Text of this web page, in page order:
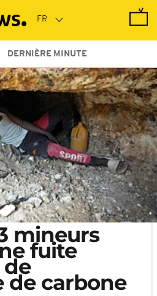
DERNIÈRE MINUTE
mineurs
fuite
de carbone